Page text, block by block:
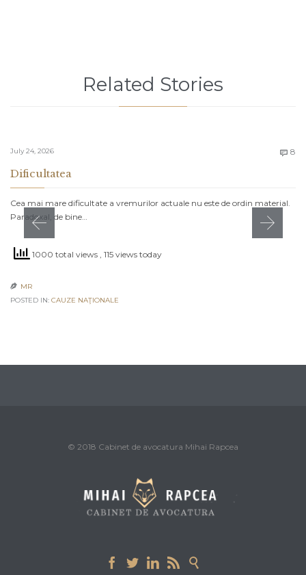
Related Stories
July 24, 2026  8
Dificultatea
Cea mai mare dificultate a vremurilor actuale nu este de ordin material.
Paradoxal, de bine…
1000 total views , 115 views today
 MR
POSTED IN: CAUZE NAŢIONALE
© 2018 Cabinet de avocatura Mihai Rapcea
    